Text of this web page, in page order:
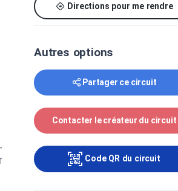
Directions pour me rendre
Autres options
Partager ce circuit
Contacter le créateur du circuit
Code QR du circuit